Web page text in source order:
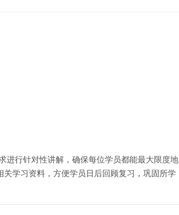
进行针对性讲解，确保每位学员都能最大限度地
学习资料，方便学员日后回顾复习，巩固所学